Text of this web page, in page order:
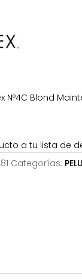
Nº4C Blond
a tu lista de
Categorías: